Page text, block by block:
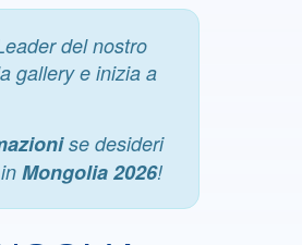
del nostro
gallery e inizia a
se desideri
Mongolia 2026!